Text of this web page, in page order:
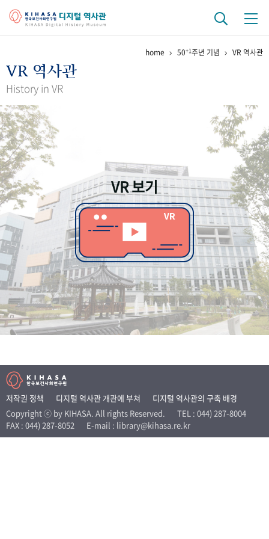
걸어온 길 기관 변천사
연구 역사
정책과 연구
간행물 변천사
기록물 아카이브
사진 아카이브 문서 기록물 행정박물 영상 기록물
50 주년 기념
성과 50선 숫자로 보는 50년 50 +1주년 광장
세계와 함께 한 KIHASA
VR 역사관
home 50+1주년 기념 VR 역사관
VR 역사관
History in VR
VR 보기
저작권 정책 디지털 역사관 개관에 부쳐
디지털 역사관의 구축 배경
Copyright ⓒ by KIHASA. All rights Reserved.
TEL : 044) 287-8004
FAX : 044) 287-8052
E-mail : library@kihasa.re.kr